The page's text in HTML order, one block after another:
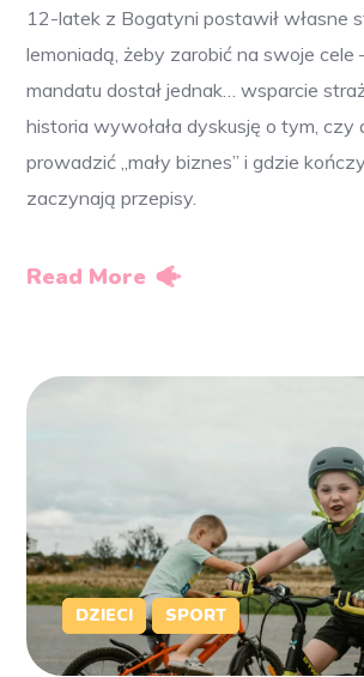
12-latek z Bogatyni postawił własne
lemoniadą, żeby zarobić na swoje cele
mandatu dostał jednak… wsparcie
historia wywołała dyskusję o tym, czy
prowadzić „mały biznes” i gdzie
zaczynają przepisy.
Read More
DZIECI SPORT